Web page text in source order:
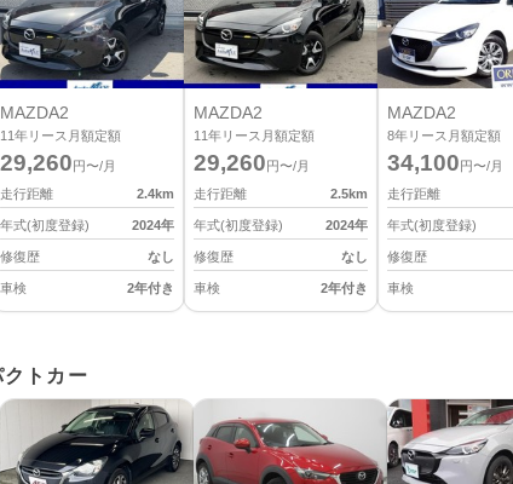
MAZDA2
11年リース月額定額
29,260 円〜/月
走行距離
2.4km
年式(初度登録) 2024年
修復歴 なし
車検 2年付き
MAZDA2
11年リース月額定額
29,260 円〜/月
走行距離
2.5km
年式(初度登録) 2024年
修復歴 なし
車検 2年付き
MAZDA2
8年リース月額定額
34,100 円〜/月
走行距離
年式(初度登録)
修復歴
車検
トカー